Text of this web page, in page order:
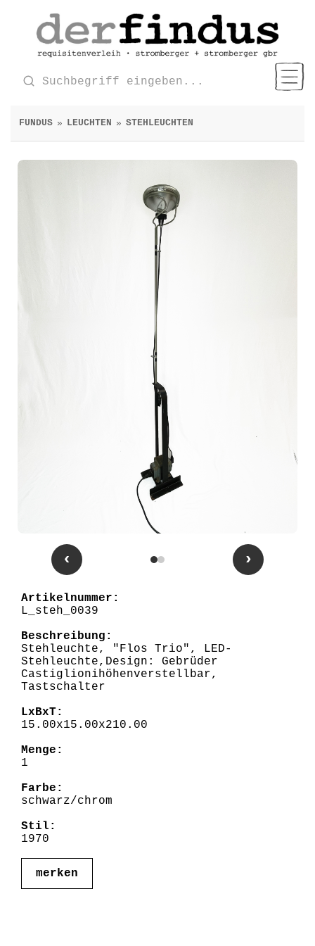
FUNDUS » LEUCHTEN » STEHLEUCHTEN
‹ ›
Artikelnummer:
L_steh_0039
Beschreibung:
Stehleuchte, "Flos Trio", LED-
Stehleuchte,Design: Gebrüder
Castiglionihöhenverstellbar,
Tastschalter
LxBxT:
15.00x15.00x210.00
Menge:
1
Farbe:
schwarz/chrom
Stil:
1970
merken